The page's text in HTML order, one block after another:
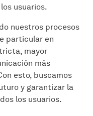
usuarios.
nuestros procesos
particular en
mayor
más
esto, buscamos
y garantizar la
los usuarios.